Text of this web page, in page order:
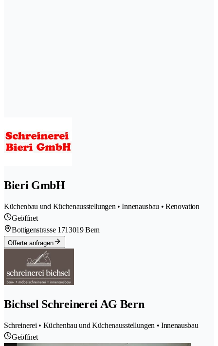
Bieri GmbH
Küchenbau und Küchenausstellungen • Innenausbau • Renovation
Geöffnet
Bottigenstrasse 1713019 Bern
Offerte anfragen
Bichsel Schreinerei AG Bern
Schreinerei • Küchenbau und Küchenausstellungen • Innenausbau
Geöffnet